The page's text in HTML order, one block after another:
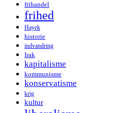
frihandel
frihed
Hayek
historie
indvandring
Irak
kapitalisme
kommunisme
konservatisme
krig
kultur